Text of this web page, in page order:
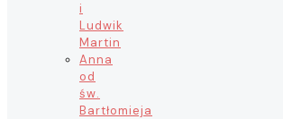
i
Ludwik
Martin
Anna
od
św.
Bartłomieja